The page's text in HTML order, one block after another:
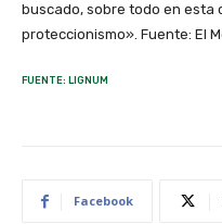
buscado, sobre todo en esta
proteccionismo». Fuente: El
FUENTE: LIGNUM
Facebook